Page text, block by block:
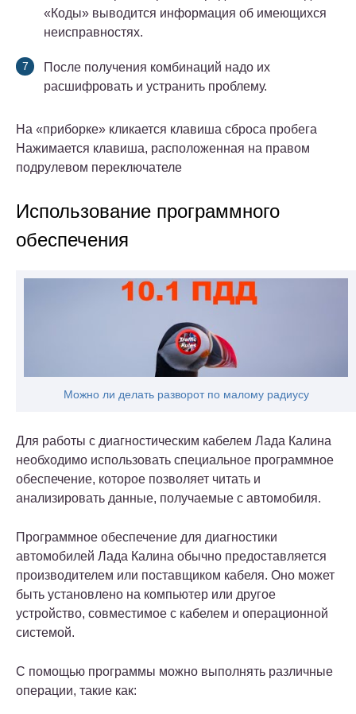
«Коды» выводится информация об имеющихся
неисправностях.
После получения комбинаций надо их
расшифровать и устранить проблему.
На «приборке» кликается клавиша сброса пробега
Нажимается клавиша, расположенная на правом
подрулевом переключателе
Использование программного
обеспечения
Можно ли делать разворот по малому радиусу
Для работы с диагностическим кабелем Лада Калина
необходимо использовать специальное программное
обеспечение, которое позволяет читать и
анализировать данные, получаемые с автомобиля.
Программное обеспечение для диагностики
автомобилей Лада Калина обычно предоставляется
производителем или поставщиком кабеля. Оно может
быть установлено на компьютер или другое
устройство, совместимое с кабелем и операционной
системой.
С помощью программы можно выполнять различные
операции, такие как: